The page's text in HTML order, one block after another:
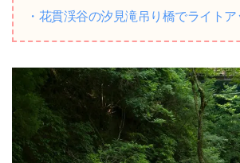
・花貫渓谷の汐見滝吊り橋でライトア